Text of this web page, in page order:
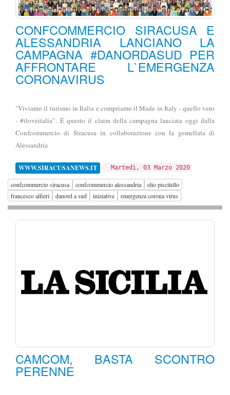
CONFCOMMERCIO SIRACUSA E
ALESSANDRIA LANCIANO LA
CAMPAGNA #DANORDASUD PER
AFFRONTARE L`EMERGENZA
CORONAVIRUS
"Viviamo il turismo in Italia e compriamo il Made in Italy - quello vero
- #iloveitalia”. È questo il claim della campagna lanciata oggi dalla
Confcommercio di Siracusa in collaborazione con la gemellata di
Alessandria
WWW.SIRACUSANEWS.IT Martedì, 03 Marzo 2020
confcommercio siracusa confcommercio alessandria
elio piscitello
francesco alfieri
danord a sud iniziative emergenza corona virus
CAMCOM, BASTA SCONTRO
PERENNE